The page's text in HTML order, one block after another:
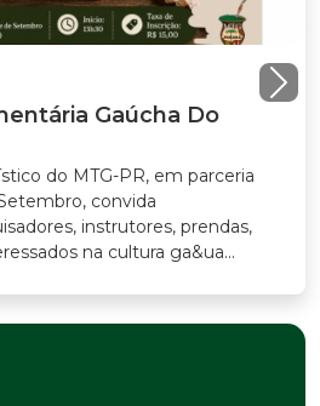
Gaúcha Do
MTG-PR, em parceria
convida
instrutores, prendas,
na cultura ga&ua...